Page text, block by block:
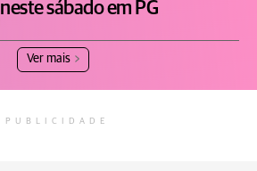
neste sábado em PG
Ver mais
PUBLICIDADE